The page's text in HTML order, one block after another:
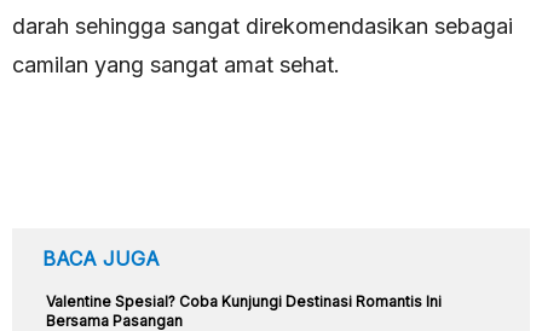
darah sehingga sangat direkomendasikan sebagai
camilan yang sangat amat sehat.
BACA JUGA
Valentine Spesial? Coba Kunjungi Destinasi Romantis Ini
Bersama Pasangan